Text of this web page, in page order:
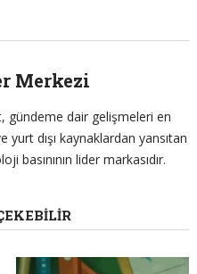
Merkezi
gündeme dair gelişmeleri en
yurt dışı kaynaklardan yansıtan
basınının lider markasıdır.